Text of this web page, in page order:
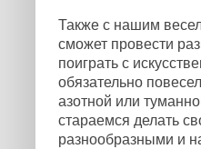
Также с нашим
сможет провести
поиграть с
обязательно
азотной или
стараемся делать
разнообразными и